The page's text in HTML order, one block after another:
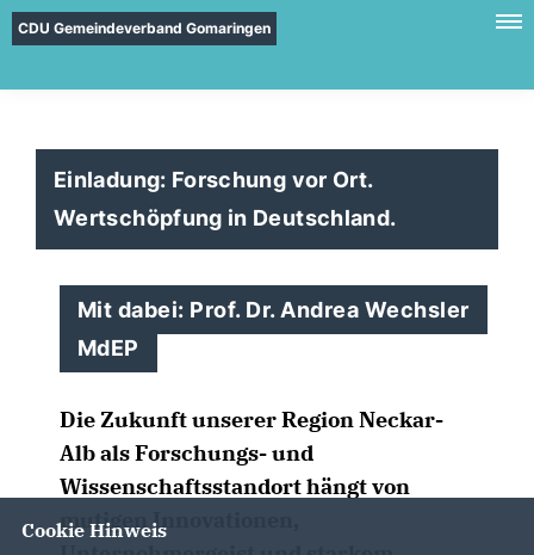
CDU Gemeindeverband Gomaringen
Einladung: Forschung vor Ort.
Wertschöpfung in Deutschland.
Mit dabei: Prof. Dr. Andrea Wechsler
MdEP
Die Zukunft unserer Region Neckar-
Alb als Forschungs- und
Wissenschaftsstandort hängt von
mutigen Innovationen,
Cookie Hinweis